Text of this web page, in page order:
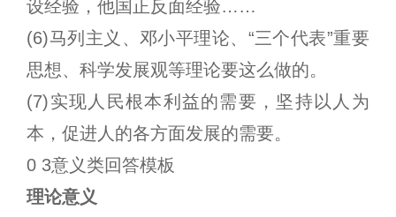
设经验，他国正反面经验……
(6)马列主义、邓小平理论、“三个代表”重要
思想、科学发展观等理论要这么做的。
(7)实现人民根本利益的需要，坚持以人为
本，促进人的各方面发展的需要。
0 3意义类回答模板
理论意义